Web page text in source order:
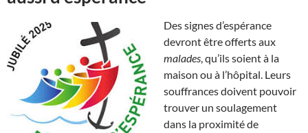
Des signes d’espérance
devront être offerts aux
malades, qu’ils soient à la
maison ou à l’hôpital. Leurs
souffrances doivent pouvoir
trouver un soulagement
dans la proximité de